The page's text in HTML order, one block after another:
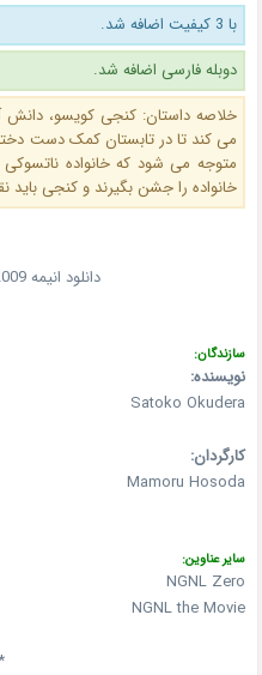
با 3 کیفیت اضافه شد.
دوبله فارسی اضافه شد.
خلاصه داستان: کنجی کویسو، دانش
می کند تا در تابستان کمک دست
خانواده را جشن بگیرند و کنجی باید
دانلود انیمه Summer Wars 2009
سازندگان:
نویسنده:
Satoko Okudera
کارگردان:
Mamoru Hosoda
سایر عناوین:
NGNL Zero
NGNL the Movie